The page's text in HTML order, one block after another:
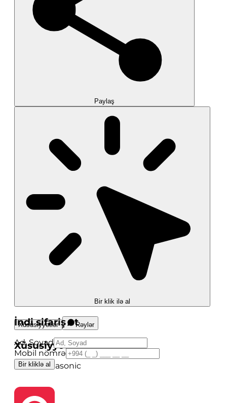
Paylaş
Bir klik ilə al
İndi sifariş et
Ad, Soyad
Mobil nömrə
Bir kliklə al
Xüsusiyyətlər Rəylər
Xüsusiyyətlər
BrendPanasonic